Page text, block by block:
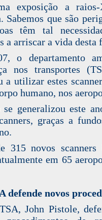
exposição a
Sabemos que são
têm tal
a arriscar a vida desta
o departamento
nos transportes (
a utilizar estes
humano, nos
se generalizou este
graças a
315 novos
em 65
defende novos
John Pistole,